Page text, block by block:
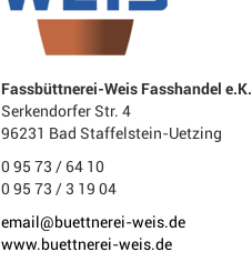
Fassbüttnerei-Weis Fasshandel e.K.
Serkendorfer Str. 4
96231 Bad Staffelstein-Uetzing
0 95 73 / 64 10
0 95 73 / 3 19 04
email@buettnerei-weis.de
www.buettnerei-weis.de